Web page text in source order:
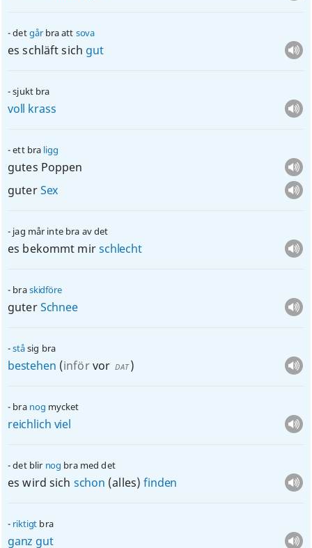
detgårbra att sova
es schläft sich gut
sjukt bra
voll krass
ett bra ligg
gutes Poppen
guterSex
jag mår inte bra av det
es bekommt mirschlecht
braskidföre
guterSchnee
ståsig bra
bestehen (införvor DAT )
bra nog mycket
reichlich viel
det blir nog bra med det
es wird sich schon (alles)finden
riktigt bra
ganz gut